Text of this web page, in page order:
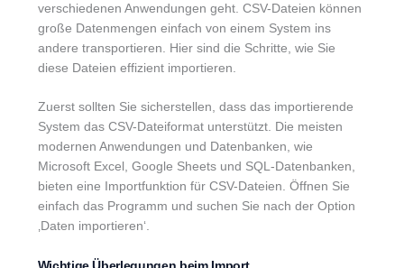
verschiedenen Anwendungen geht. CSV-Dateien können
große Datenmengen einfach von einem System ins
andere transportieren. Hier sind die Schritte, wie Sie
diese Dateien effizient importieren.
Zuerst sollten Sie sicherstellen, dass das importierende
System das CSV-Dateiformat unterstützt. Die meisten
modernen Anwendungen und Datenbanken, wie
Microsoft Excel, Google Sheets und SQL-Datenbanken,
bieten eine Importfunktion für CSV-Dateien. Öffnen Sie
einfach das Programm und suchen Sie nach der Option
‚Daten importieren‘.